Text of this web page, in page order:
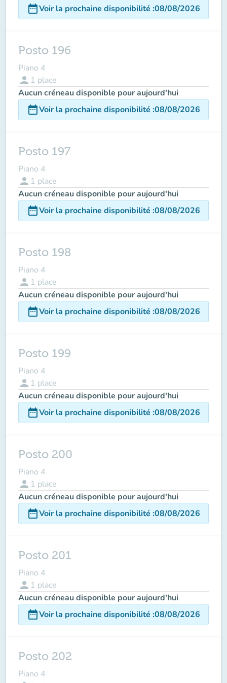
date_rangeVoir la prochaine disponibilité :08/08/2026
Posto 196
Piano 4
person 1 place
Aucun créneau disponible pour aujourd'hui
date_rangeVoir la prochaine disponibilité :08/08/2026
Posto 197
Piano 4
person 1 place
Aucun créneau disponible pour aujourd'hui
date_rangeVoir la prochaine disponibilité :08/08/2026
Posto 198
Piano 4
person 1 place
Aucun créneau disponible pour aujourd'hui
date_rangeVoir la prochaine disponibilité :08/08/2026
Posto 199
Piano 4
person 1 place
Aucun créneau disponible pour aujourd'hui
date_rangeVoir la prochaine disponibilité :08/08/2026
Posto 200
Piano 4
person 1 place
Aucun créneau disponible pour aujourd'hui
date_rangeVoir la prochaine disponibilité :08/08/2026
Posto 201
Piano 4
person 1 place
Aucun créneau disponible pour aujourd'hui
date_rangeVoir la prochaine disponibilité :08/08/2026
Posto 202
Piano 4